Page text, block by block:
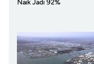
Naik Jadi 92%